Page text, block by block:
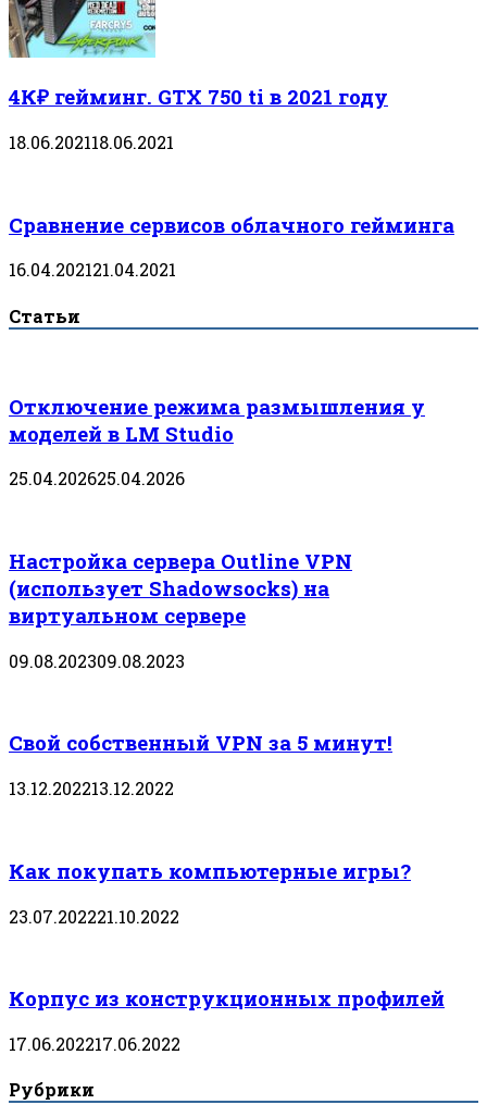
4К₽ гейминг. GTX 750 ti в 2021 году
18.06.202118.06.2021
Сравнение сервисов облачного гейминга
16.04.202121.04.2021
Статьи
Отключение режима размышления у
моделей в LM Studio
25.04.202625.04.2026
Настройка сервера Outline VPN
(использует Shadowsocks) на
виртуальном сервере
09.08.202309.08.2023
Свой собственный VPN за 5 минут!
13.12.202213.12.2022
Как покупать компьютерные игры?
23.07.202221.10.2022
Корпус из конструкционных профилей
17.06.202217.06.2022
Рубрики